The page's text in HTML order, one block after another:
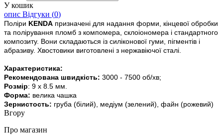
У кошик
опис Відгуки (0)
Поліри KENDA призначені для надання форми, кінцевої обробки
та полірування пломб з компомера, склоіономера і стандартного
композиту. Вони складаються із силіконової гуми, пігментів і
абразиву. Хвостовики виготовлені з нержавіючої сталі.
Характеристика:
Рекомендована швидкість: 3000 - 7500 об/хв;
Розмір: 9 x 8.5 мм.
Форма: велика чашка
Зернистость: груба (білий), медіум (зелений), файн (рожевий)
Вгору
Про магазин